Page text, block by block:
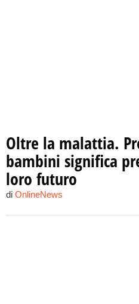
Oltre la malattia.
bambini significa
loro futuro
di OnlineNews